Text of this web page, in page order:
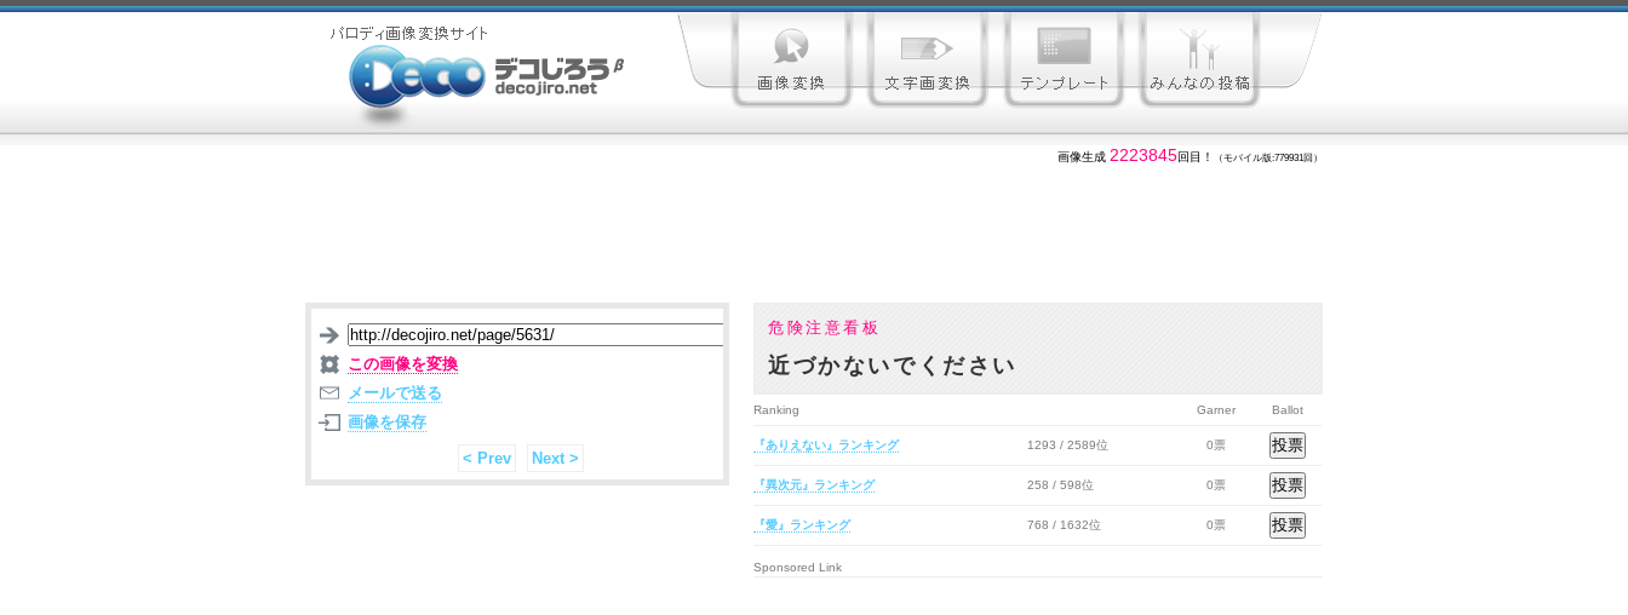
画像生成 2223845回目！ （モバイル版:779931回）
危険注意看板
近づかないでください
この画像を変換
メールで送る
画像を保存
< Prev
Next >
Ranking Garner Ballot
『ありえない』ランキング 1293 / 2589位 0票
『異次元』ランキング 258 / 598位 0票
『愛』ランキング 768 / 1632位 0票
Sponsored Link